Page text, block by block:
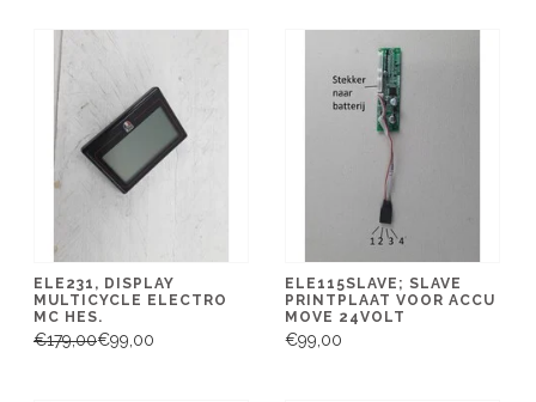
ELE231, DISPLAY
MULTICYCLE ELECTRO
MC HES.
€179,00€99,00
ELE115SLAVE; SLAVE
PRINTPLAAT VOOR ACCU
MOVE 24VOLT
€99,00